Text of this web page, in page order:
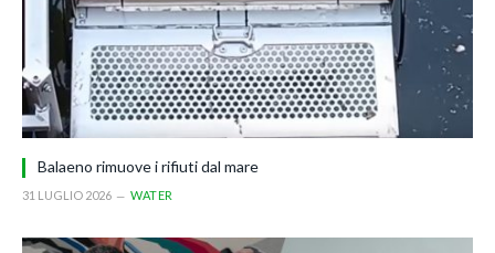
Balaeno rimuove i rifiuti dal mare
31 LUGLIO 2026 WATER